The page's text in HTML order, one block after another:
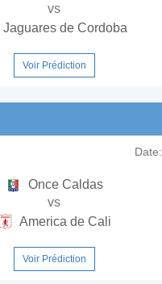
vs
Jaguares de Cordoba
Voir Prédiction
Date:
Once Caldas
vs
America de Cali
Voir Prédiction